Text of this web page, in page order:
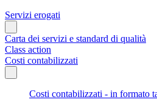
Servizi erogati
Carta dei servizi e standard di qualità
Class action
Costi contabilizzati
Costi contabilizzati - in formato